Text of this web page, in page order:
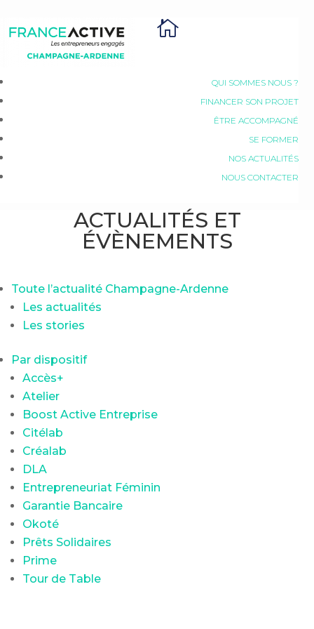
QUI SOMMES NOUS ?
FINANCER SON PROJET
ÊTRE ACCOMPAGNÉ
SE FORMER
NOS ACTUALITÉS
NOUS CONTACTER

ACTUALITÉS ET
ÉVÈNEMENTS
Toute l’actualité Champagne-Ardenne
Les actualités
Les stories
Par dispositif
Accès+
Atelier
Boost Active Entreprise
Citélab
Créalab
DLA
Entrepreneuriat Féminin
Garantie Bancaire
Okoté
Prêts Solidaires
Prime
Tour de Table